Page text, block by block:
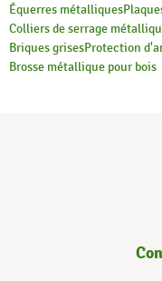
Équerres métalliques
Colliers de serrage
Briques grisesProtection
Brosse métallique pour bois